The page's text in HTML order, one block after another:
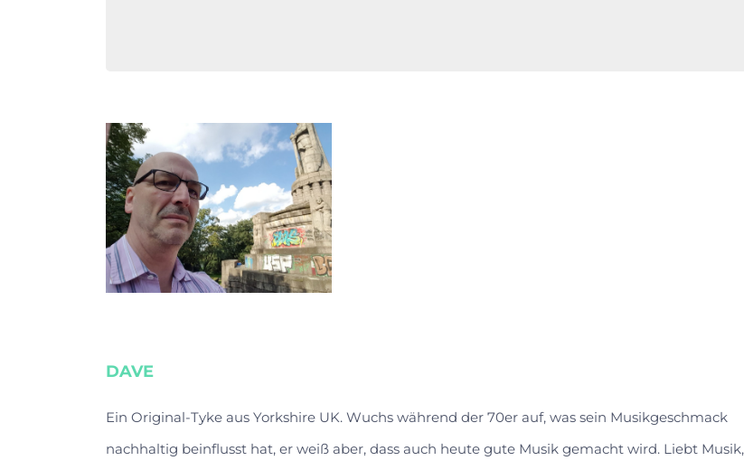
DAVE
Ein Original-Tyke aus Yorkshire UK. Wuchs während der 70er auf, was sein Musikgeschmack
nachhaltig beinflusst hat, er weiß aber, dass auch heute gute Musik gemacht wird. Liebt Musik,